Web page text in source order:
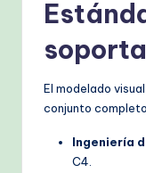
El modelado
conjunto
Ingeniería
C4.